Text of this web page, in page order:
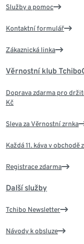
Služby a pomoc
Kontaktní formulář
Zákaznická linka
Věrnostní klub
Doprava zdarma pro
Kč
Sleva za Věrnostní zrnka
Každá 11. káva v obchodě
Registrace zdarma
Další služby
Tchibo Newsletter
Návody k obsluze